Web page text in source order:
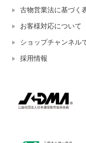
古物営業法に基づく
お客様対応について
ショップチャンネル
採用情報